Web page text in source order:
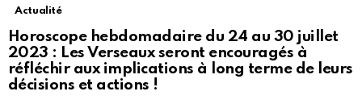
Actualité
Horoscope hebdomadaire du 24 au 30 juillet
2023 : Les Verseaux seront encouragés à
réfléchir aux implications à long terme de leurs
décisions et actions !